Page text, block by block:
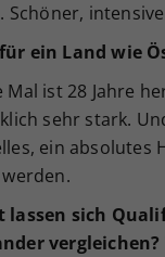
Schöner,
ein Land wie
Mal ist 28 Jahre
sehr stark.
ein
lassen sich
vergleichen?